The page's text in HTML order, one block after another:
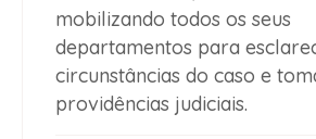
mobilizando todos os seus
departamentos para
circunstâncias do caso e
providências judiciais.